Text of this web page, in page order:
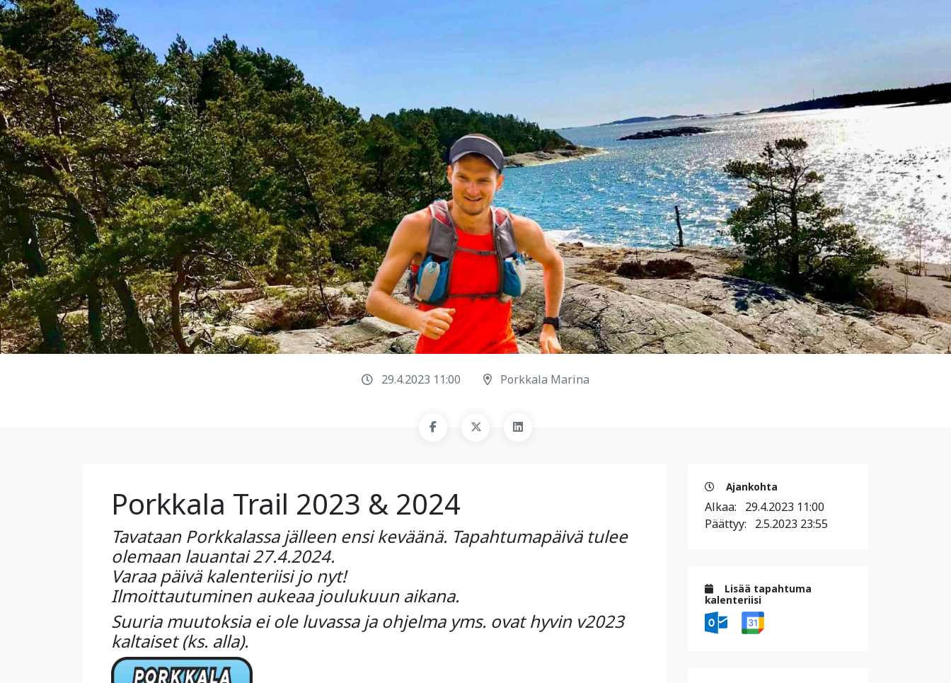
29.4.2023 11:00 Porkkala Marina
Porkkala Trail 2023 & 2024
Tavataan Porkkalassa jälleen ensi keväänä. Tapahtumapäivä tulee
olemaan lauantai 27.4.2024.
Varaa päivä kalenteriisi jo nyt!
Ilmoittautuminen aukeaa joulukuun aikana.
Suuria muutoksia ei ole luvassa ja ohjelma yms. ovat hyvin v2023
kaltaiset (ks. alla).
Ajankohta
Alkaa: 29.4.2023 11:00
Päättyy: 2.5.2023 23:55
Lisää tapahtuma
kalenteriisi